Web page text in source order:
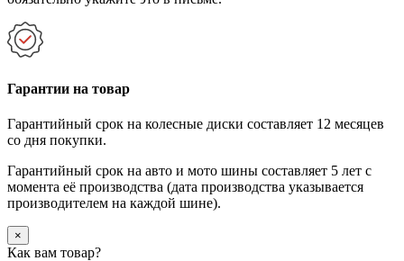
Гарантии на товар
Гарантийный срок на колесные диски составляет 12 месяцев
со дня покупки.
Гарантийный срок на авто и мото шины составляет 5 лет с
момента её производства (дата производства указывается
производителем на каждой шине).
×
Как вам товар?